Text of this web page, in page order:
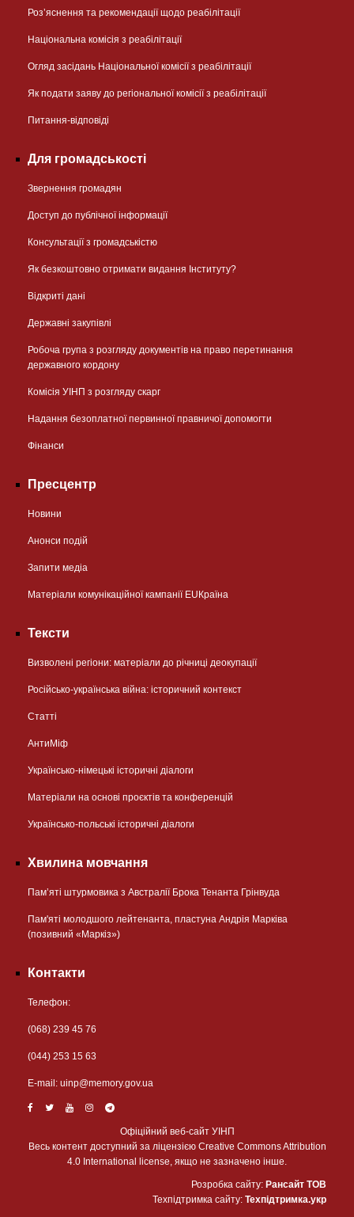
Розʼяснення та рекомендації щодо реабілітації
Національна комісія з реабілітації
Огляд засідань Національної комісії з реабілітації
Як подати заяву до регіональної комісії з реабілітації
Питання-відповіді
Для громадськості
Звернення громадян
Доступ до публічної інформації
Консультації з громадськістю
Як безкоштовно отримати видання Інституту?
Відкриті дані
Державні закупівлі
Робоча група з розгляду документів на право перетинання
державного кордону
Комісія УІНП з розгляду скарг
Надання безоплатної первинної правничої допомогти
Фінанси
Пресцентр
Новини
Анонси подій
Запити медіа
Матеріали комунікаційної кампанії EUКраїна
Тексти
Визволені регіони: матеріали до річниці деокупації
Російсько-українська війна: історичний контекст
Статті
АнтиМіф
Українсько-німецькі історичні діалоги
Матеріали на основі проєктів та конференцій
Українсько-польські історичні діалоги
Хвилина мовчання
Пам’яті штурмовика з Австралії Брока Тенанта Грінвуда
Пам'яті молодшого лейтенанта, пластуна Андрія Марківа
(позивний «Маркіз»)
Контакти
Телефон:
(068) 239 45 76
(044) 253 15 63
Е-mail: uinp@memory.gov.ua
Офіційний веб-сайт УІНП
Весь контент доступний за ліцензією Creative Commons Attribution
4.0 International license, якщо не зазначено інше.
Розробка сайту: Рансайт ТОВ
Техпідтримка сайту: Техпідтримка.укр